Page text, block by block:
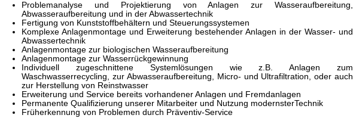
Problemanalyse und Projektierung von Anlagen zur Wasseraufbereitung,
Abwasseraufbereitung und in der Abwassertechnik
Fertigung von Kunststoffbehältern und Steuerungssystemen
Komplexe Anlagenmontage und Erweiterung bestehender Anlagen in der Wasser- und
Abwassertechnik
Anlagenmontage zur biologischen Wasseraufbereitung
Anlagenmontage zur Wasserrückgewinnung
Individuell zugeschnittene Systemlösungen wie z.B. Anlagen zum
Waschwasserrecycling, zur Abwasseraufbereitung, Micro- und Ultrafiltration, oder auch
zur Herstellung von Reinstwasser
Erweiterung und Service bereits vorhandener Anlagen und Fremdanlagen
Permanente Qualifizierung unserer Mitarbeiter und Nutzung modernsterTechnik
Früherkennung von Problemen durch Präventiv-Service